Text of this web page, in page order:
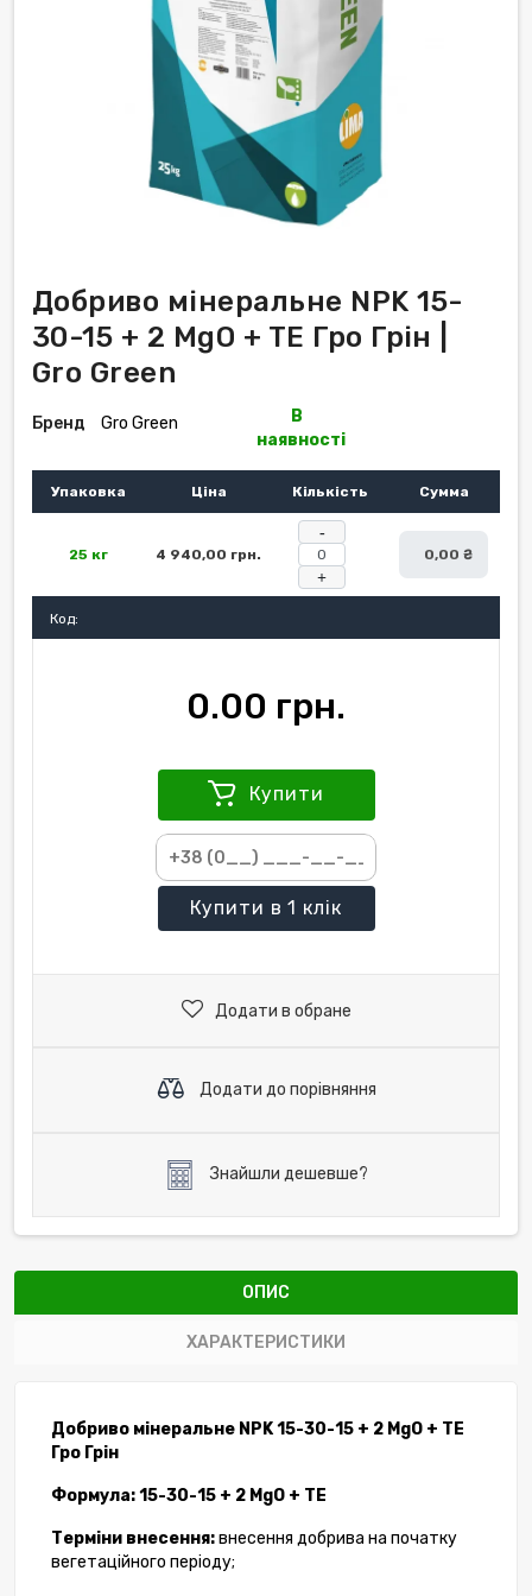
Добриво мінеральне NPK 15-
30-15 + 2 MgO + TE Гро Грін |
Gro Green
Бренд Gro Green
В
наявності
Упаковка Ціна Кількість Сумма
25 кг
4 940,00 грн.
+
0,00 ₴
Код:
0.00 грн.
Купити
Купити в 1 клік
Додати в обране
Додати до порівняння
Знайшли дешевше?
ОПИС
ХАРАКТЕРИСТИКИ
Добриво мінеральне NPK 15-30-15 + 2 MgO + TE
Гро Грін
Формула: 15-30-15 + 2 MgO + TE
Терміни внесення:внесення добрива на початку
вегетаційного періоду;